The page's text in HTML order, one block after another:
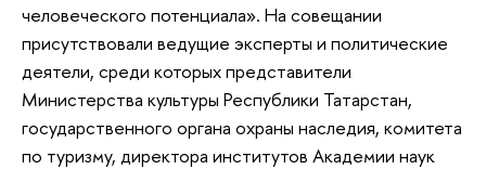
человеческого потенциала». На совещании
присутствовали ведущие эксперты и политические
деятели, среди которых представители
Министерства культуры Республики Татарстан,
государственного органа охраны наследия, комитета
по туризму, директора институтов Академии наук